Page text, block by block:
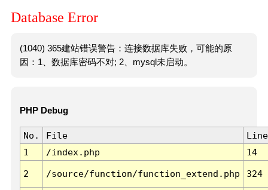
Database Error
(1040) 365建站错误警告：连接数据库失败，可能的原
因：1、数据库密码不对; 2、mysql未启动。
PHP Debug
No. File
Line
1
/index.php 14
2 /source/function/function_extend.php 324